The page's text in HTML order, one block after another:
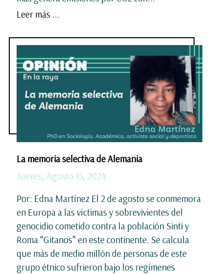
Leer más ...
La memoria selectiva de Alemania
Jueves, Agosto 15, 2024
Por: Edna Martínez El 2 de agosto se conmemora
en Europa a las víctimas y sobrevivientes del
genocidio cometido contra la población Sinti y
Roma “Gitanos” en este continente. Se calcula
que más de medio millón de personas de este
grupo étnico sufrieron bajo los regímenes